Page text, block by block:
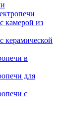
камерой из
керамической
в
для
с